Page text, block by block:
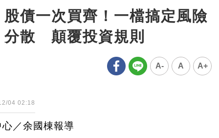
股債一次買齊！一檔搞定風險
分散 顛覆投資規則
A- A A+
04 02:18
心／余國棟報導